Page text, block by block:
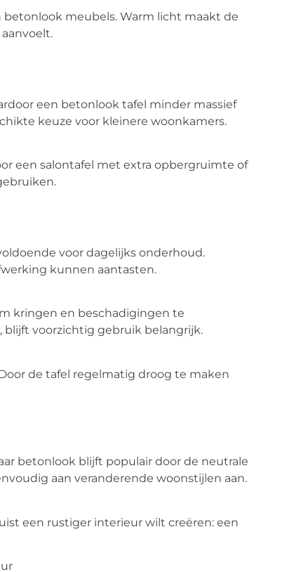
meubels. Warm licht maakt de
een betonlook tafel minder massief
keuze voor kleinere woonkamers.
een salontafel met extra opbergruimte of
voor dagelijks onderhoud.
kunnen aantasten.
kringen en beschadigingen te
blijft voorzichtig gebruik belangrijk.
de tafel regelmatig droog te maken
betonlook blijft populair door de neutrale
aan veranderende woonstijlen aan.
een rustiger interieur wilt creëren: een